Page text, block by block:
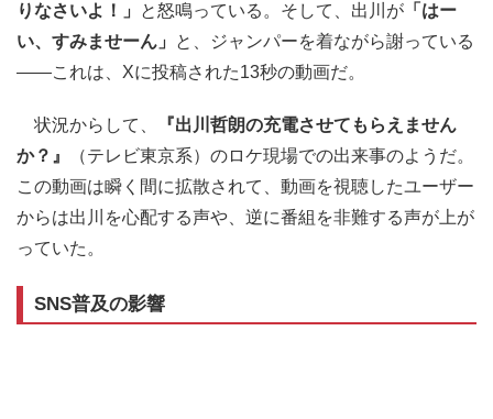
りなさいよ！」
と怒鳴っている。そして、出川が 「はー
い、すみませーん」
と、ジャンパーを着ながら謝っている
――これは、Xに投稿された13秒の動画だ。
状況からして、
『出川哲朗の充電させてもらえません
か？』
（テレビ東京系）のロケ現場での出来事のようだ。
この動画は瞬く間に拡散されて、動画を視聴したユーザー
からは出川を心配する声や、逆に番組を非難する声が上が
っていた。
SNS普及の影響